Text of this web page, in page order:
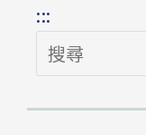
:::
搜
尋